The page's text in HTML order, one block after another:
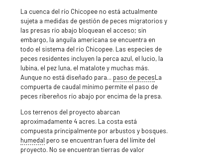
La cuenca del río Chicopee no está actualmente
sujeta a medidas de gestión de peces migratorios y
las presas río abajo bloquean el acceso; sin
embargo, la anguila americana se encuentra en
todo el sistema del río Chicopee. Las especies de
peces residentes incluyen la perca azul, el lucio, la
lubina, el pez luna, el matalote y muchas más.
Aunque no está diseñado para... paso de pecesLa
compuerta de caudal mínimo permite el paso de
peces ribereños río abajo por encima de la presa.
Los terrenos del proyecto abarcan
aproximadamente 4 acres. La costa está
compuesta principalmente por arbustos y bosques.
humedal pero se encuentran fuera del límite del
proyecto. No se encuentran tierras de valor